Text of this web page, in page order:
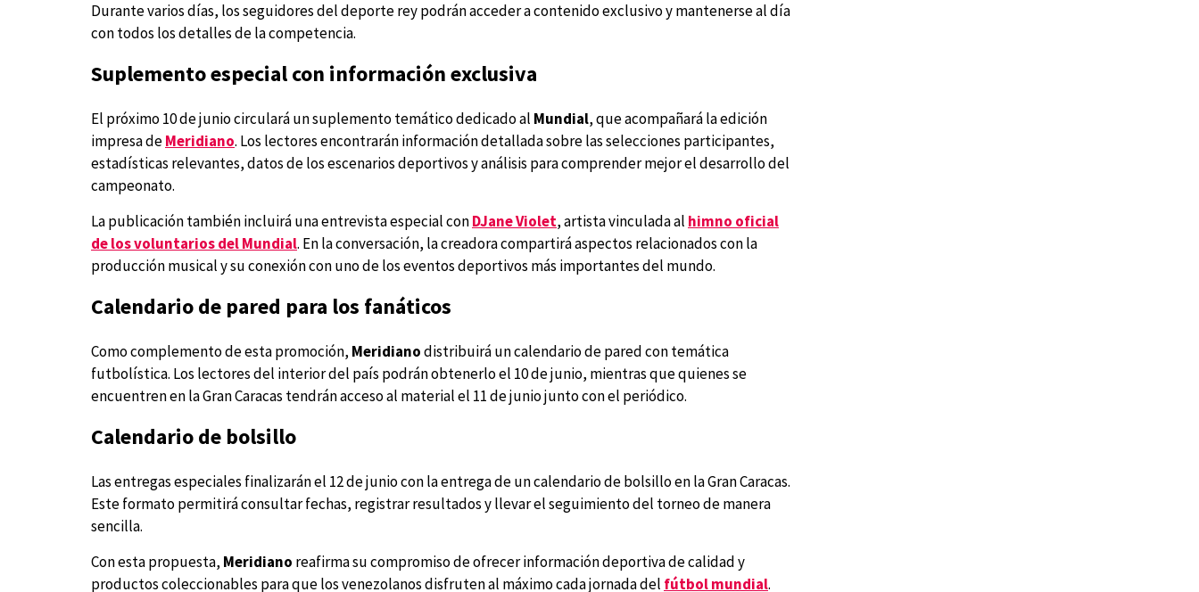
Durante varios días, los seguidores del deporte rey podrán acceder a contenido exclusivo y mantenerse al día
con todos los detalles de la competencia.
Suplemento especial con información exclusiva
El próximo 10 de junio circulará un suplemento temático dedicado al Mundial, que acompañará la edición
impresa deMeridiano. Los lectores encontrarán información detallada sobre las selecciones participantes,
estadísticas relevantes, datos de los escenarios deportivos y análisis para comprender mejor el desarrollo del
campeonato.
La publicación también incluirá una entrevista especial conDJane Violet, artista vinculada al himno oficial
de los voluntarios del Mundial. En la conversación, la creadora compartirá aspectos relacionados con la
producción musical y su conexión con uno de los eventos deportivos más importantes del mundo.
Calendario de pared para los fanáticos
Como complemento de esta promoción, Meridianodistribuirá un calendario de pared con temática
futbolística. Los lectores del interior del país podrán obtenerlo el 10 de junio, mientras que quienes se
encuentren en la Gran Caracas tendrán acceso al material el 11 de junio junto con el periódico.
Calendario de bolsillo
Las entregas especiales finalizarán el 12 de junio con la entrega de un calendario de bolsillo en la Gran Caracas.
Este formato permitirá consultar fechas, registrar resultados y llevar el seguimiento del torneo de manera
sencilla.
Con esta propuesta, Meridiano reafirma su compromiso de ofrecer información deportiva de calidad y
productos coleccionables para que los venezolanos disfruten al máximo cada jornada del fútbol mundial.